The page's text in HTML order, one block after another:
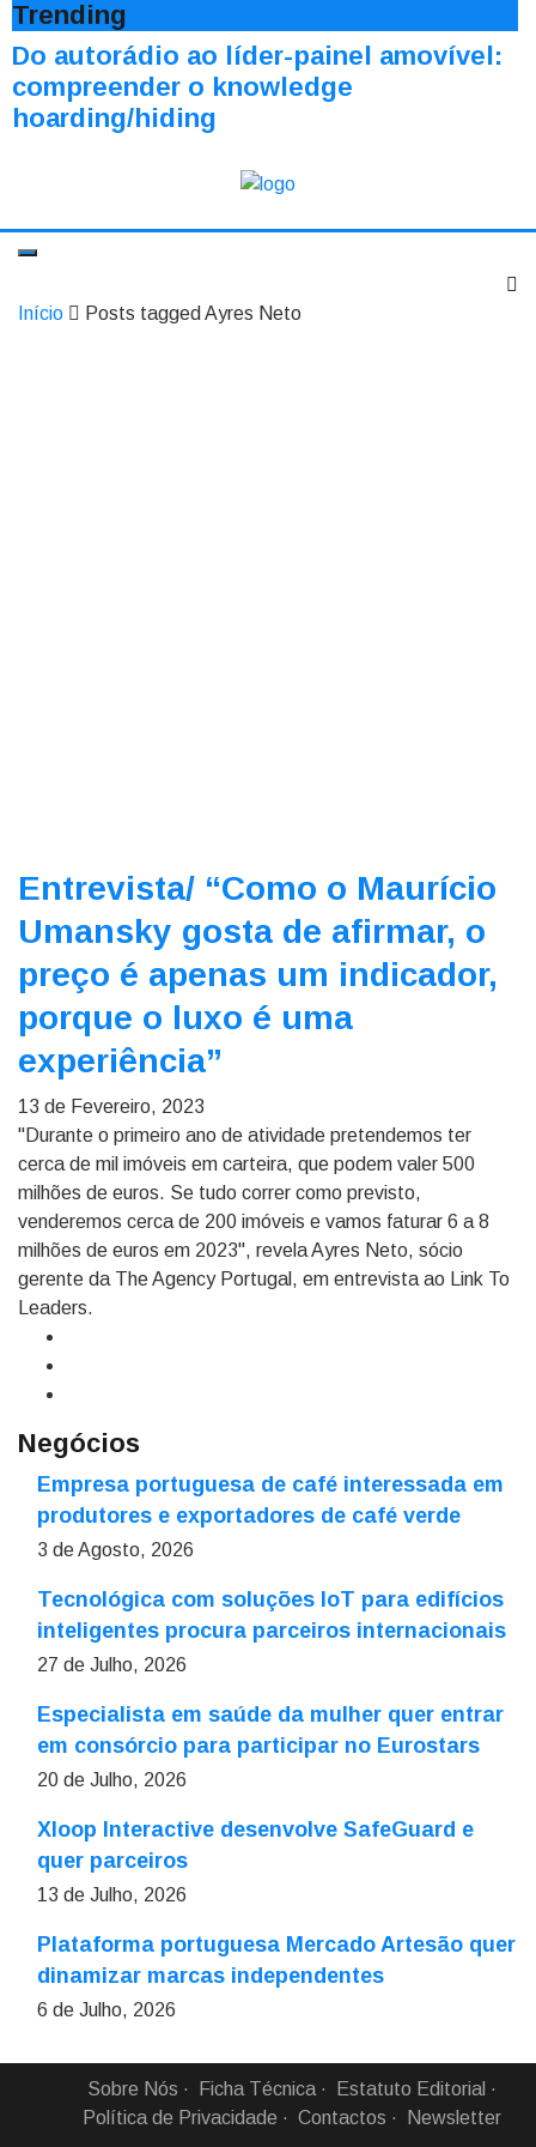
Trending
Do autorádio ao líder-painel amovível:
compreender o knowledge
hoarding/hiding
Início Posts tagged Ayres Neto
Entrevista/ “Como o Maurício
Umansky gosta de afirmar, o
preço é apenas um indicador,
porque o luxo é uma
experiência”
13 de Fevereiro, 2023
"Durante o primeiro ano de atividade pretendemos ter
cerca de mil imóveis em carteira, que podem valer 500
milhões de euros. Se tudo correr como previsto,
venderemos cerca de 200 imóveis e vamos faturar 6 a 8
milhões de euros em 2023", revela Ayres Neto, sócio
gerente da The Agency Portugal, em entrevista ao Link To
Leaders.
Negócios
Empresa portuguesa de café interessada em
produtores e exportadores de café verde
3 de Agosto, 2026
Tecnológica com soluções IoT para edifícios
inteligentes procura parceiros internacionais
27 de Julho, 2026
Especialista em saúde da mulher quer entrar
em consórcio para participar no Eurostars
20 de Julho, 2026
Xloop Interactive desenvolve SafeGuard e
quer parceiros
13 de Julho, 2026
Plataforma portuguesa Mercado Artesão quer
dinamizar marcas independentes
6 de Julho, 2026
Sobre Nós Ficha Técnica
Estatuto Editorial
Política de Privacidade
Contactos Newsletter